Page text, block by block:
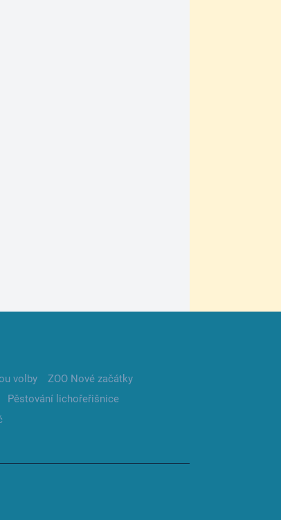
volby
ZOO Nové začátky
Pěstování lichořeřišnice